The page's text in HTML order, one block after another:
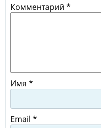
Комментарий *
Имя *
Email *